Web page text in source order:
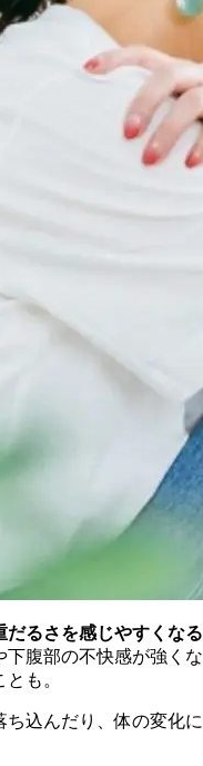
だるさを感じやすくなる
下腹部の不快感が強くな
も。
込んだり、体の変化に